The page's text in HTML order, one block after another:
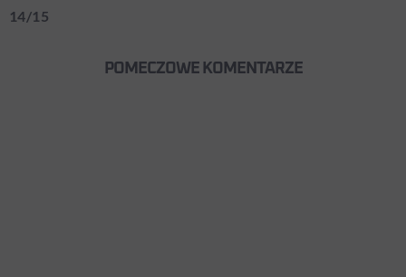
14/15
POMECZOWE KOMENTARZE